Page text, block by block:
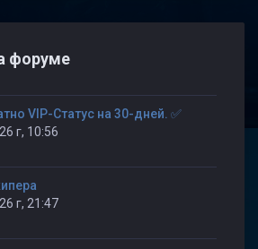
форуме
VIP-Статус на 30-дней. ✅
г, 10:56
г, 21:47